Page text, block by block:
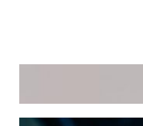
Wanita